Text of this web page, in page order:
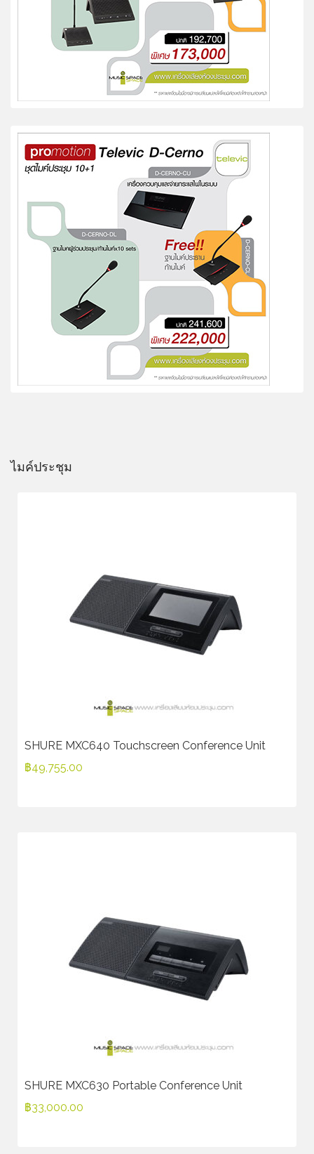
ไมค์ประชุม
SHURE MXC640 Touchscreen Conference Unit
฿49,755.00
SHURE MXC630 Portable Conference Unit
฿33,000.00